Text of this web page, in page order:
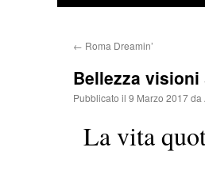
contenuto
← Roma Dreamin’
Bellezza
Pubblicato il 9 Marzo 2017da
La vita